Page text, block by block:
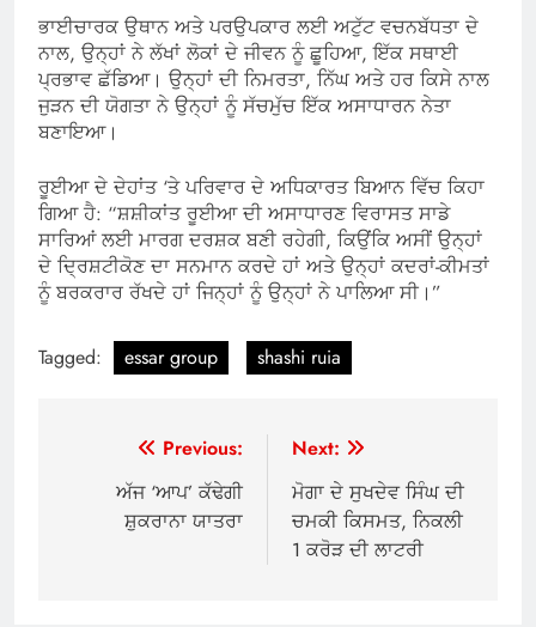
ਭਾਈਚਾਰਕ ਉਥਾਨ ਅਤੇ ਪਰਉਪਕਾਰ ਲਈ ਅਟੁੱਟ ਵਚਨਬੱਧਤਾ ਦੇ
ਨਾਲ, ਉਨ੍ਹਾਂ ਨੇ ਲੱਖਾਂ ਲੋਕਾਂ ਦੇ ਜੀਵਨ ਨੂੰ ਛੂਹਿਆ, ਇੱਕ ਸਥਾਈ
ਪ੍ਰਭਾਵ ਛੱਡਿਆ। ਉਨ੍ਹਾਂ ਦੀ ਨਿਮਰਤਾ, ਨਿੱਘ ਅਤੇ ਹਰ ਕਿਸੇ ਨਾਲ
ਜੁੜਨ ਦੀ ਯੋਗਤਾ ਨੇ ਉਨ੍ਹਾਂ ਨੂੰ ਸੱਚਮੁੱਚ ਇੱਕ ਅਸਾਧਾਰਨ ਨੇਤਾ
ਬਣਾਇਆ।
ਰੂਈਆ ਦੇ ਦੇਹਾਂਤ ‘ਤੇ ਪਰਿਵਾਰ ਦੇ ਅਧਿਕਾਰਤ ਬਿਆਨ ਵਿੱਚ ਕਿਹਾ
ਗਿਆ ਹੈ: “ਸ਼ਸ਼ੀਕਾਂਤ ਰੂਈਆ ਦੀ ਅਸਾਧਾਰਣ ਵਿਰਾਸਤ ਸਾਡੇ
ਸਾਰਿਆਂ ਲਈ ਮਾਰਗ ਦਰਸ਼ਕ ਬਣੀ ਰਹੇਗੀ, ਕਿਉਂਕਿ ਅਸੀਂ ਉਨ੍ਹਾਂ
ਦੇ ਦ੍ਰਿਸ਼ਟੀਕੋਣ ਦਾ ਸਨਮਾਨ ਕਰਦੇ ਹਾਂ ਅਤੇ ਉਨ੍ਹਾਂ ਕਦਰਾਂ-ਕੀਮਤਾਂ
ਨੂੰ ਬਰਕਰਾਰ ਰੱਖਦੇ ਹਾਂ ਜਿਨ੍ਹਾਂ ਨੂੰ ਉਨ੍ਹਾਂ ਨੇ ਪਾਲਿਆ ਸੀ।”
Tagged: essar group shashi ruia
navigation
Previous:
ਅੱਜ ‘ਆਪ’ ਕੱਢੇਗੀ
ਸ਼ੁਕਰਾਨਾ ਯਾਤਰਾ
Next:
ਮੋਗਾ ਦੇ ਸੁਖਦੇਵ ਸਿੰਘ ਦੀ
ਚਮਕੀ ਕਿਸਮਤ, ਨਿਕਲੀ
1 ਕਰੋੜ ਦੀ ਲਾਟਰੀ